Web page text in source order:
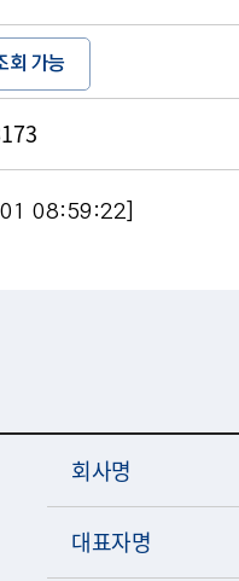
회 가능
01 08:59:22]
회사명
대표자명